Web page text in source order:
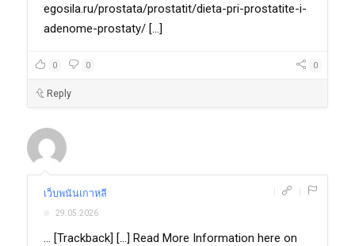
egosila.ru/prostata/prostatit/dieta-pri-prostatite-i-
adenome-prostaty/ [...]
0 0 0
Reply
เว็บพนันเกาหลี
29.05.2026
... [Trackback] [...] Read More Information here on